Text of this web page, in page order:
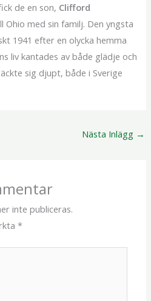
de en son, Clifford
Ohio med sin familj. Den yngsta
1941 efter en olycka hemma
liv kantades av både glädje och
sig djupt, både i Sverige
Nästa Inlägg →
inte publiceras.
*